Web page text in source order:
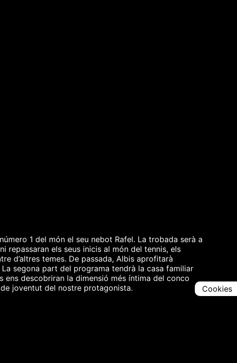
1 del món el seu nebot Rafel. La trobada serà a
repassaran els seus inicis al món del tennis, els
d’altres temes. De passada, Albis aprofitarà
La segona part del programa tendrà la casa familiar
descobriran la dimensió més íntima del conco
joventut del nostre protagonista.
Cookies